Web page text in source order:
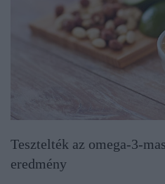
Tesztelték az omega-3-
eredmény